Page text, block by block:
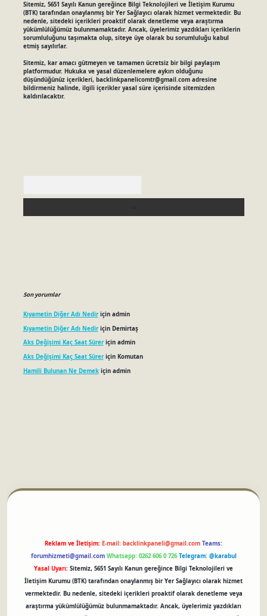
Sitemiz, 5651 Sayılı Kanun gereğince Bilgi Teknolojileri ve İletişim Kurumu
(BTK) tarafından onaylanmış bir Yer Sağlayıcı olarak hizmet vermektedir. Bu
nedenle, sitedeki içerikleri proaktif olarak denetleme veya araştırma
yükümlülüğümüz bulunmamaktadır. Ancak, üyelerimiz yazdıkları içeriklerin
sorumluluğunu taşımakta olup, siteye üye olarak bu sorumluluğu kabul
etmiş sayılırlar.
Sitemiz, kar amacı gütmeyen ve tamamen ücretsiz bir bilgi paylaşım
platformudur. Hukuka ve yasal düzenlemelere aykırı olduğunu
düşündüğünüz içerikleri, backlinkpanelicomtr@gmail.comadresine
bildirmeniz halinde, ilgili içerikler yasal süre içerisinde sitemizden
kaldırılacaktır.
Son yorumlar
Kıyametin Diğer Adı Nediriçin admin
Kıyametin Diğer Adı Nediriçin Demirtaş
Aks Değişimi Kaç Saat Süreriçin admin
Aks Değişimi Kaç Saat Süreriçin Komutan
Hamili Bulunan Ne Demekiçin admin
Reklam ve İletişim: E-mail: backlinkpaneli@gmail.com Teams:
forumhizmeti@gmail.com Whatsapp: 0262 606 0 726 Telegram: @karabul
Yasal Uyarı: Sitemiz, 5651 Sayılı Kanun gereğince Bilgi Teknolojileri ve
İletişim Kurumu (BTK) tarafından onaylanmış bir Yer Sağlayıcı olarak hizmet
vermektedir. Bu nedenle, sitedeki içerikleri proaktif olarak denetleme veya
araştırma yükümlülüğümüz bulunmamaktadır. Ancak, üyelerimiz yazdıkları